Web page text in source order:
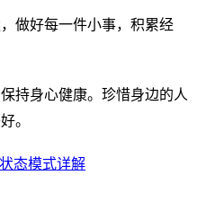
做好每一件小事，积累经
持身心健康。珍惜身边的人
。
状态模式详解